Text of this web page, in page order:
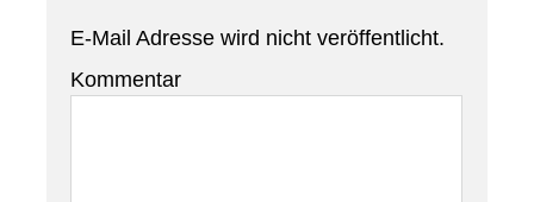
E-Mail Adresse wird nicht veröffentlicht.
Kommentar